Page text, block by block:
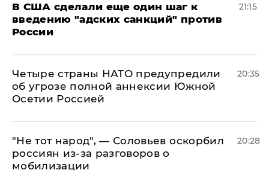
В США сделали еще один шаг к
введению "адских санкций" против
России
21:15
Четыре страны НАТО предупредили
об угрозе полной аннексии Южной
Осетии Россией
20:35
​"Не тот народ", — Соловьев оскорбил
россиян из-за разговоров о
мобилизации
20:28